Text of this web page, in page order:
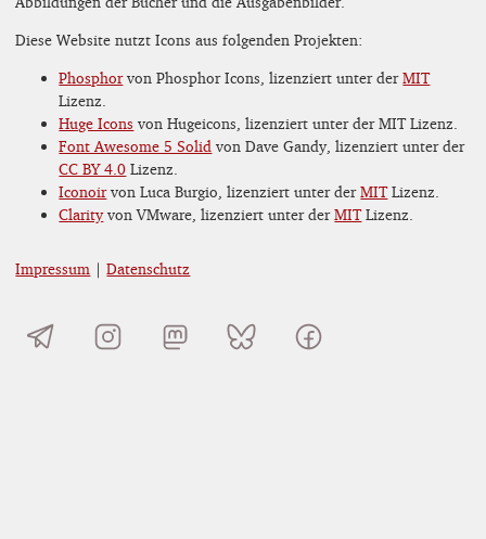
Diese Website nutzt Icons aus folgenden Projekten:
Phosphorvon Phosphor Icons, lizenziert unter derMIT
Lizenz.
Huge Icons von Hugeicons, lizenziert unter der MIT Lizenz.
Font Awesome 5 Solid von Dave Gandy, lizenziert unter der
CC BY 4.0 Lizenz.
Iconoirvon Luca Burgio, lizenziert unter derMITLizenz.
Clarityvon VMware, lizenziert unter derMITLizenz.
Impressum |Datenschutz